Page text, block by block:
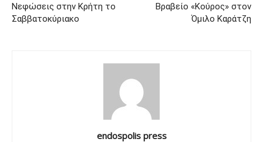
Νεφώσεις στην Κρήτη το
Σαββατοκύριακο
Βραβείο «Κούρος» στον
Όμιλο Καράτζη
endospolis press